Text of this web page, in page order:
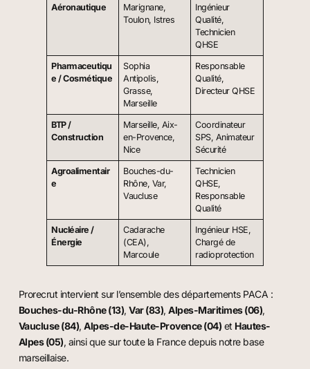
Aéronautique
Marignane,
Toulon, Istres
Ingénieur
Qualité,
Technicien
QHSE
Pharmaceutiqu
e / Cosmétique
Sophia
Antipolis,
Grasse,
Marseille
Responsable
Qualité,
Directeur QHSE
BTP /
Construction
Marseille, Aix-
en-Provence,
Nice
Coordinateur
SPS, Animateur
Sécurité
Agroalimentair
e
Bouches-du-
Rhône, Var,
Vaucluse
Technicien
QHSE,
Responsable
Qualité
Nucléaire /
Énergie
Cadarache
(CEA),
Marcoule
Ingénieur HSE,
Chargé de
radioprotection
Prorecrut intervient sur l’ensemble des départements PACA :
Bouches-du-Rhône (13),Var (83),Alpes-Maritimes (06),
Vaucluse (84),Alpes-de-Haute-Provence (04) et Hautes-
Alpes (05), ainsi que sur toute la France depuis notre base
marseillaise.